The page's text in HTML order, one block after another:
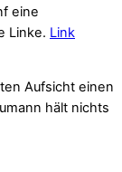
eine
Linke. Link
Aufsicht einen
hält nichts